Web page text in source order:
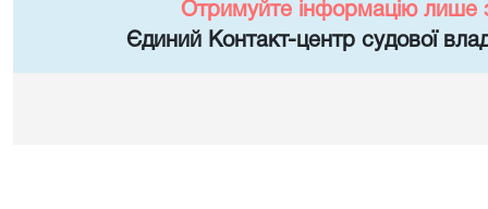
Отримуйте інформацію лише
Єдиний Контакт-центр судової